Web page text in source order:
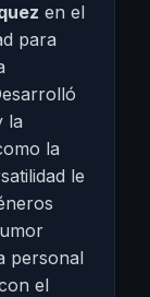
en el
para
la
la
le
personal
el